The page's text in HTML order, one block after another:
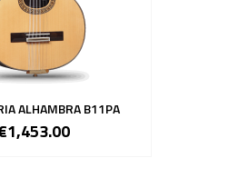
ALHAMBRA B11PA